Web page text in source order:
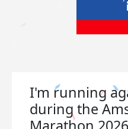
I'm running
during the